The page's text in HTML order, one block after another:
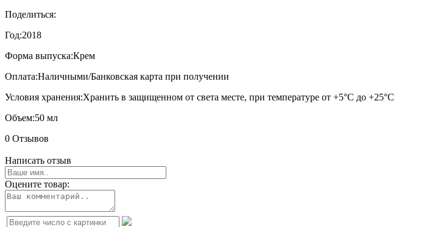
Поделиться:
Год:2018
Форма выпуска:Крем
Оплата:Наличными/Банковская карта при получении
Условия хранения:Хранить в защищенном от света месте, при температуре от +5°С до +25°С
Объем:50 мл
0 Отзывов
Написать отзыв
Оцените товар: